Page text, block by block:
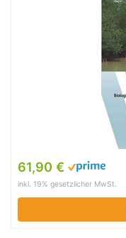
61,90 €
inkl. 19% gesetzlicher MwSt.